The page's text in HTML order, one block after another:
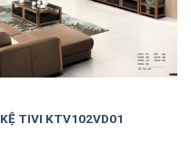
KỆ TIVI KTV102VD01